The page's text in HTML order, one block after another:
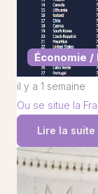
Économie
il y a 1 semaine
Ou se situe la
Lire la suite